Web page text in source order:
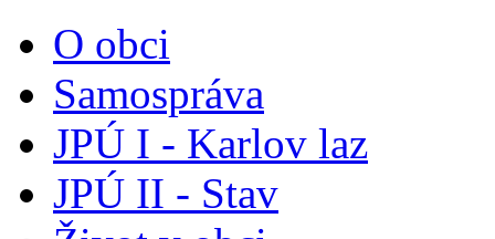
O obci
Samospráva
JPÚ I - Karlov laz
JPÚ II - Stav